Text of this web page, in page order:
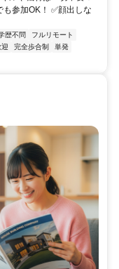
参加OK！ ✅顔出しな
歴不問
フルリモート
完全歩合制
単発